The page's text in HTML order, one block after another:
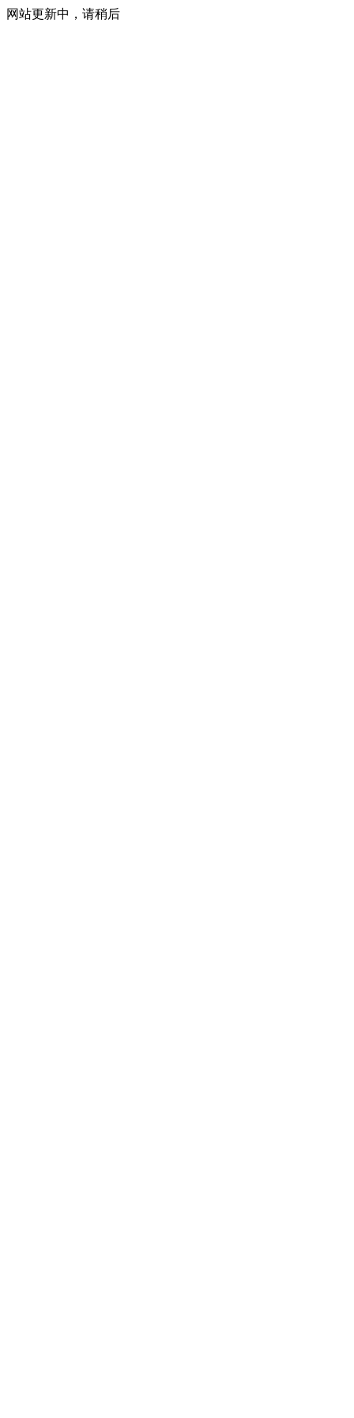
网站更新中，请稍后